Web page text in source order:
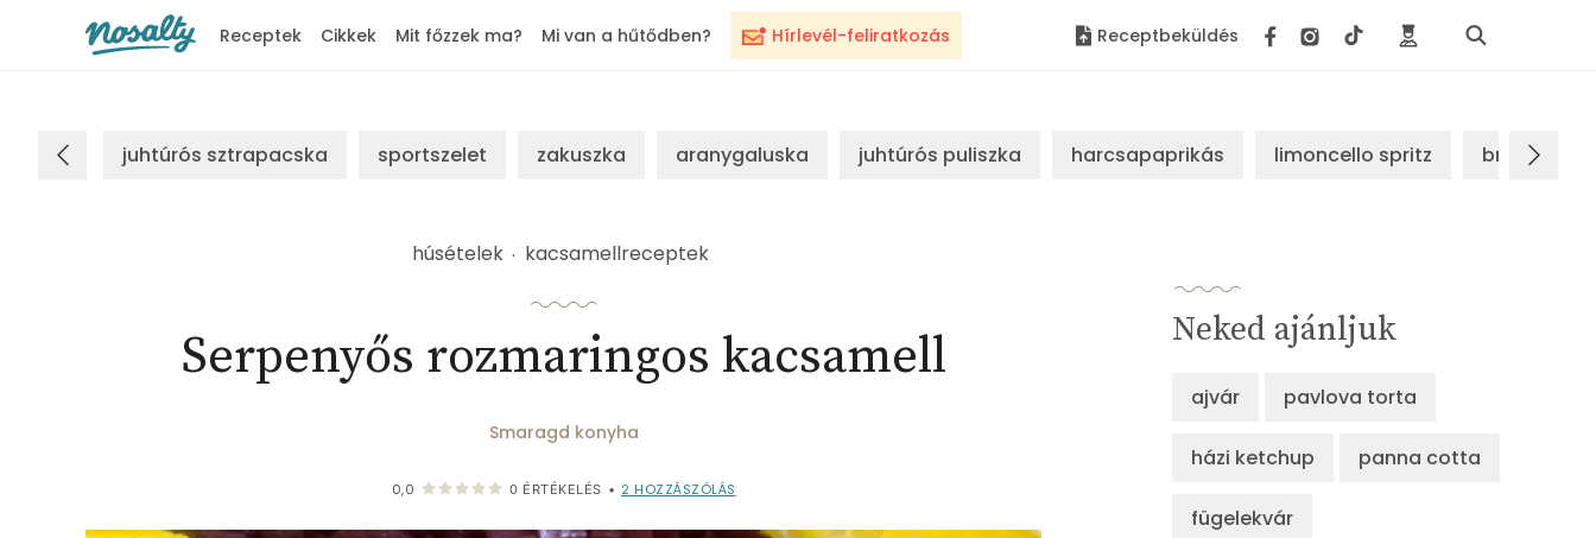
Hírlevél-feliratkozás
Receptek Cikkek Mit főzzek ma? Mi van a hűtődben? Receptbeküldés
juhtúrós sztrapacska sportszelet zakuszka aranygaluska juhtúrós puliszka harcsapaprikás limoncello spritz brassói
húsételek kacsamellreceptek
Serpenyős rozmaringos kacsamell
Smaragd konyha
0,0 0 ÉRTÉKELÉS • 2 HOZZÁSZÓLÁS
Neked ajánljuk
ajvár pavlova torta
házi ketchup panna cotta
fügelekvár